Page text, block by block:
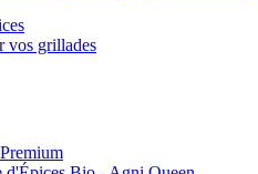
vos grillades